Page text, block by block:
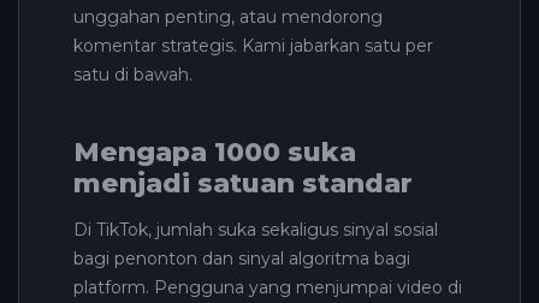
unggahan penting, atau mendorong
komentar strategis. Kami jabarkan satu per
satu di bawah.
Mengapa 1000 suka
menjadi satuan standar
Di TikTok, jumlah suka sekaligus sinyal sosial
bagi penonton dan sinyal algoritma bagi
platform. Pengguna yang menjumpai video di